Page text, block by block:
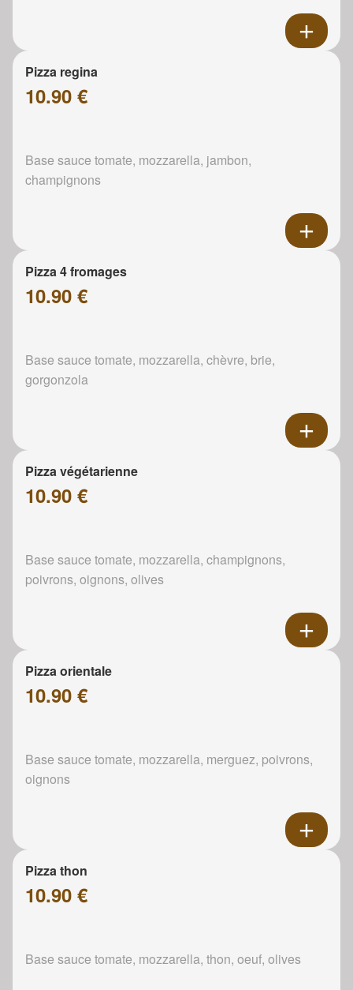
Pizza regina
10.90 €
Base sauce tomate, mozzarella, jambon,
champignons
Pizza 4 fromages
10.90 €
Base sauce tomate, mozzarella, chèvre, brie,
gorgonzola
Pizza végétarienne
10.90 €
Base sauce tomate, mozzarella, champignons,
poivrons, oignons, olives
Pizza orientale
10.90 €
Base sauce tomate, mozzarella, merguez, poivrons,
oignons
Pizza thon
10.90 €
Base sauce tomate, mozzarella, thon, oeuf, olives